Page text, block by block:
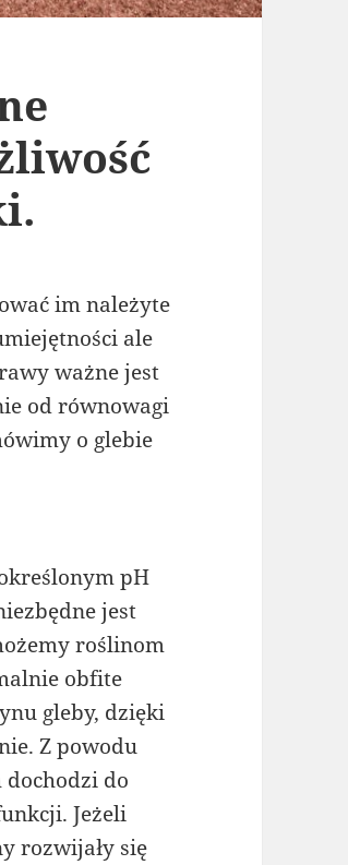
im należyte
ale
ważne jest
od równowagi
o glebie
pH
jest
roślinom
obfite
gleby, dzięki
Z powodu
do
Jeżeli
rozwijały się